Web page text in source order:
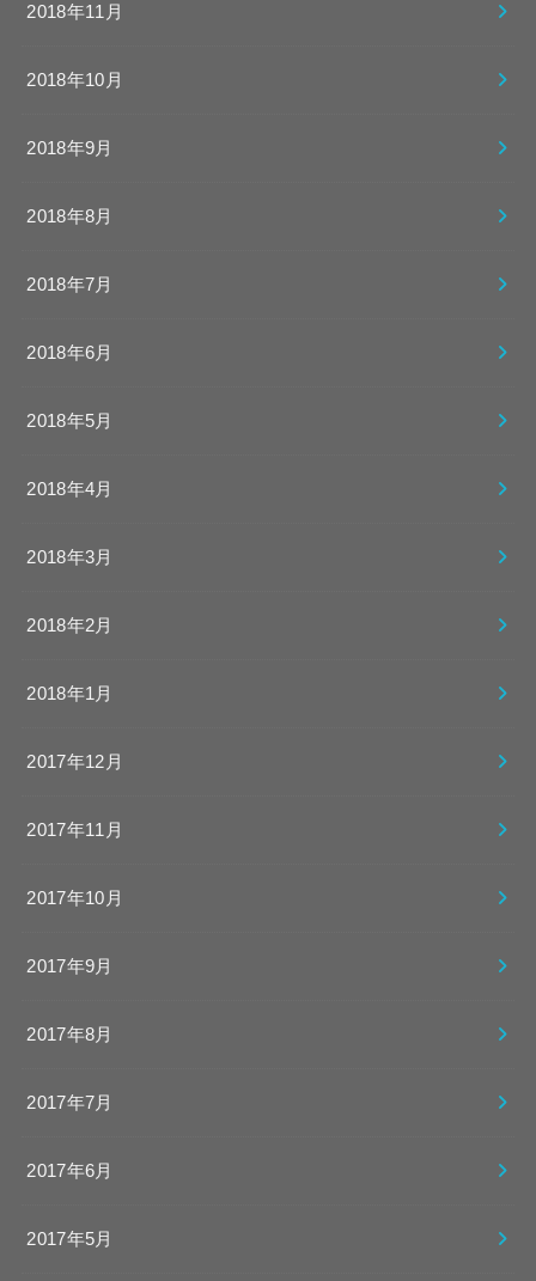
2018年11月
2018年10月
2018年9月
2018年8月
2018年7月
2018年6月
2018年5月
2018年4月
2018年3月
2018年2月
2018年1月
2017年12月
2017年11月
2017年10月
2017年9月
2017年8月
2017年7月
2017年6月
2017年5月